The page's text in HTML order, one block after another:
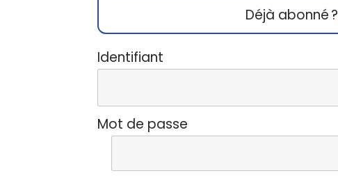
Déjà abonné ?
Identifiant
Mot de passe